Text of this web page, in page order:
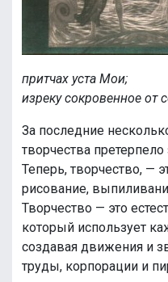
притчах уста Мои;
изреку сокровенное
За последние
творчества
Теперь, творчество, —
рисование,
Творчество — это
который использует
создавая движения и
труды, корпорации и